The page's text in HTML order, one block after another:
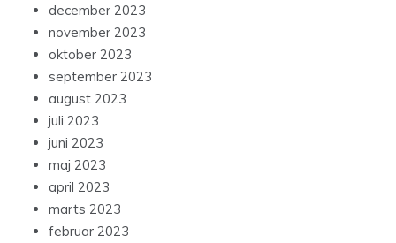
december 2023
november 2023
oktober 2023
september 2023
august 2023
juli 2023
juni 2023
maj 2023
april 2023
marts 2023
februar 2023